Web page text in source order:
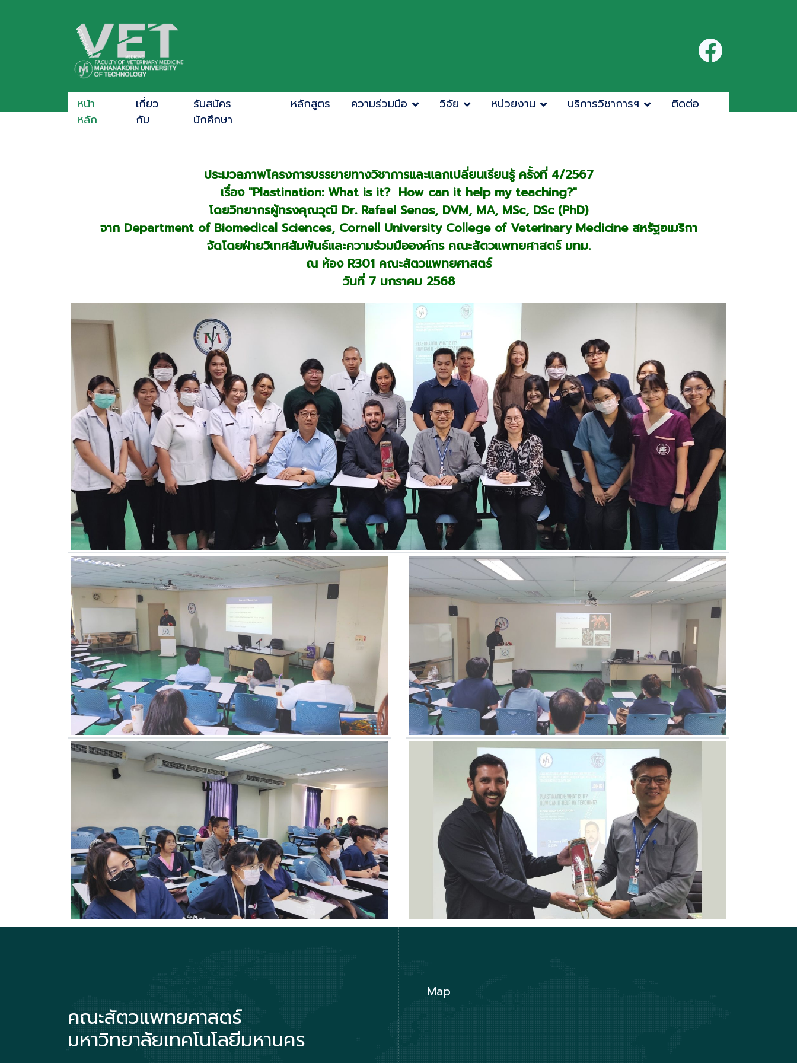
หน้า
หลัก
เกี่ยว
กับ
รับสมัคร
นักศึกษา
หลักสูตร ความร่วมมือ วิจัย หน่วยงาน บริการวิชาการฯ ติดต่อ
ประมวลภาพโครงการบรรยายทางวิชาการและแลกเปลี่ยนเรียนรู้ ครั้งที่ 4/2567
เรื่อง "Plastination: What is it? How can it help my teaching?"
โดยวิทยากรผู้ทรงคุณวุฒิ Dr. Rafael Senos, DVM, MA, MSc, DSc (PhD)
จาก Department of Biomedical Sciences, Cornell University College of Veterinary Medicine สหรัฐอเมริกา
จัดโดยฝ่ายวิเทศสัมพันธ์และความร่วมมือองค์กร คณะสัตวแพทยศาสตร์ มทม.
ณ ห้อง R301 คณะสัตวแพทยศาสตร์
วันที่ 7 มกราคม 2568
คณะสัตวแพทยศาสตร์
มหาวิทยาลัยเทคโนโลยีมหานคร
Map